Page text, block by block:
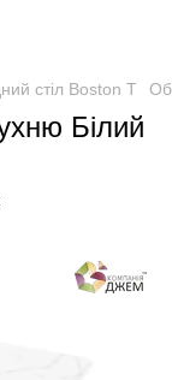
стіл Boston T
Білий